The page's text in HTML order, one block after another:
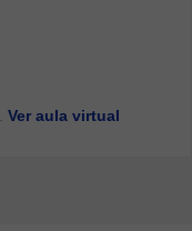
Ver aula virtual